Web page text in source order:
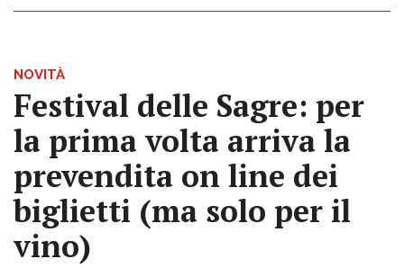
NOVITÀ
Festival delle Sagre: per
la prima volta arriva la
prevendita on line dei
biglietti (ma solo per il
vino)